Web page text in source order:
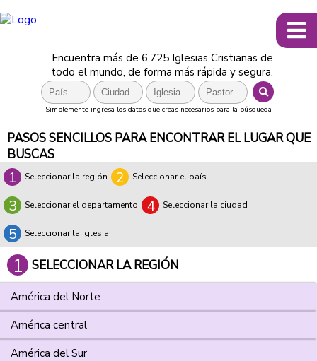
Encuentra más de 6,725 Iglesias Cristianas de
todo el mundo, de forma más rápida y segura.
Simplemente ingresa los datos que creas necesarios para la búsqueda
PASOS SENCILLOS PARA ENCONTRAR EL LUGAR QUE
BUSCAS
1 Seleccionar la región 2 Seleccionar el país
3 Seleccionar el departamento 4 Seleccionar la ciudad
5 Seleccionar la iglesia
1 SELECCIONAR LA REGIÓN
América del Norte
América central
América del Sur